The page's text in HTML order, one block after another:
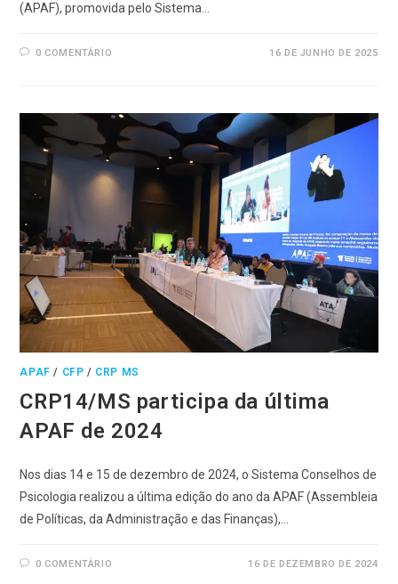
(APAF), promovida pelo Sistema…
0 COMENTÁRIO 16 DE JUNHO DE 2025
APAF / CFP / CRP MS
CRP14/MS participa da última
APAF de 2024
Nos dias 14 e 15 de dezembro de 2024, o Sistema Conselhos de
Psicologia realizou a última edição do ano da APAF (Assembleia
de Políticas, da Administração e das Finanças),…
0 COMENTÁRIO 16 DE DEZEMBRO DE 2024